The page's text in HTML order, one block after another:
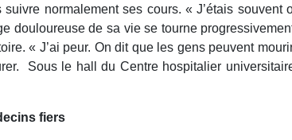
normalement ses cours. « J’étais souvent
douloureuse de sa vie se tourne
« J’ai peur. On dit que les gens peuvent
Sous le hall du Centre hospitalier
fiers